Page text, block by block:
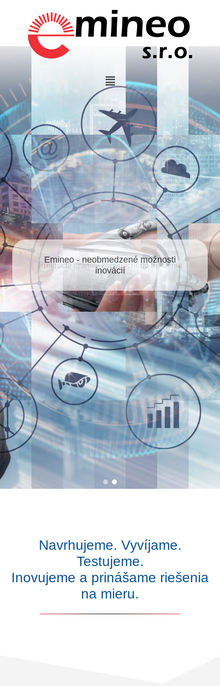
Emineo - neobmedzené možnosti
inovácií
Navrhujeme. Vyvíjame.
Testujeme.
Inovujeme a prinášame riešenia
na mieru.